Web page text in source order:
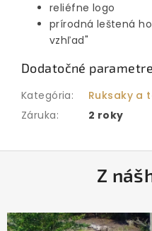
reliéfne logo
prírodná leštená
vzhľad"
Dodatočné parametre
Kategória:
Ruksaky a
Záruka: 2 roky
ä
Z